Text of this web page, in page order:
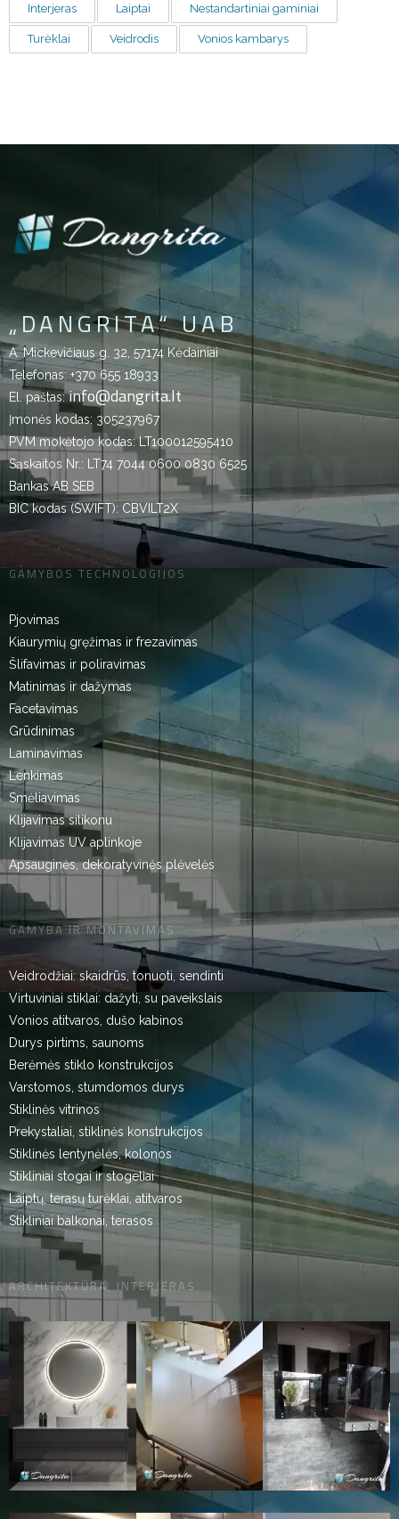
Interjeras Laiptai Nestandartiniai gaminiai
Turėklai Veidrodis Vonios kambarys
„DANGRITA“ UAB
A. Mickevičiaus g. 32, 57174 Kėdainiai
Telefonas: +370 655 18933
El. paštas:info@dangrita.lt
Įmonės kodas: 305237967
PVM mokėtojo kodas: LT100012595410
Sąskaitos Nr.: LT74 7044 0600 0830 6525
Bankas AB SEB
BIC kodas (SWIFT): CBVILT2X
GAMYBOS TECHNOLOGIJOS
Pjovimas
Kiaurymių gręžimas ir frezavimas
Šlifavimas ir poliravimas
Matinimas ir dažymas
Facetavimas
Grūdinimas
Laminavimas
Lenkimas
Smėliavimas
Klijavimas silikonu
Klijavimas UV aplinkoje
Apsauginės, dekoratyvinės plėvelės
GAMYBA IR MONTAVIMAS
Veidrodžiai: skaidrūs, tonuoti, sendinti
Virtuviniai stiklai: dažyti, su paveikslais
Vonios atitvaros, dušo kabinos
Durys pirtims, saunoms
Berėmės stiklo konstrukcijos
Varstomos, stumdomos durys
Stiklinės vitrinos
Prekystaliai, stiklinės konstrukcijos
Stiklinės lentynėlės, kolonos
Stikliniai stogai ir stogeliai
Laiptų, terasų turėklai, atitvaros
Stikliniai balkonai, terasos
ARCHITEKTŪRA, INTERJERAS